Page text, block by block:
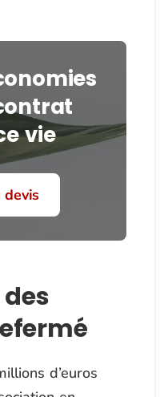
vie
devis
d’euros